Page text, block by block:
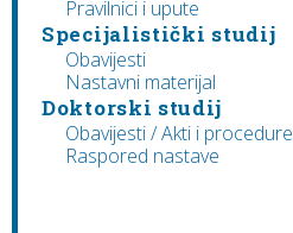
Pravilnici i upute
Specijalistički studij
Obavijesti
Nastavni materijal
Doktorski studij
Obavijesti / Akti i procedure
Raspored nastave